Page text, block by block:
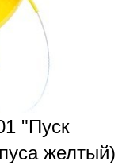
"Пуск
желтый)